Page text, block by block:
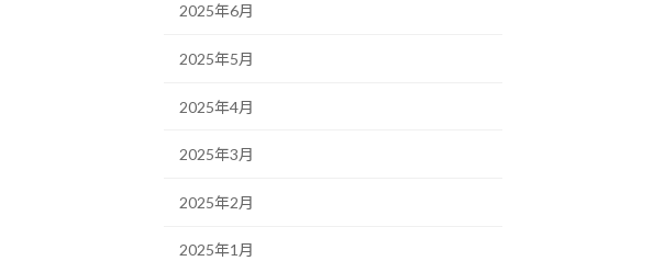
2025年6月
2025年5月
2025年4月
2025年3月
2025年2月
2025年1月